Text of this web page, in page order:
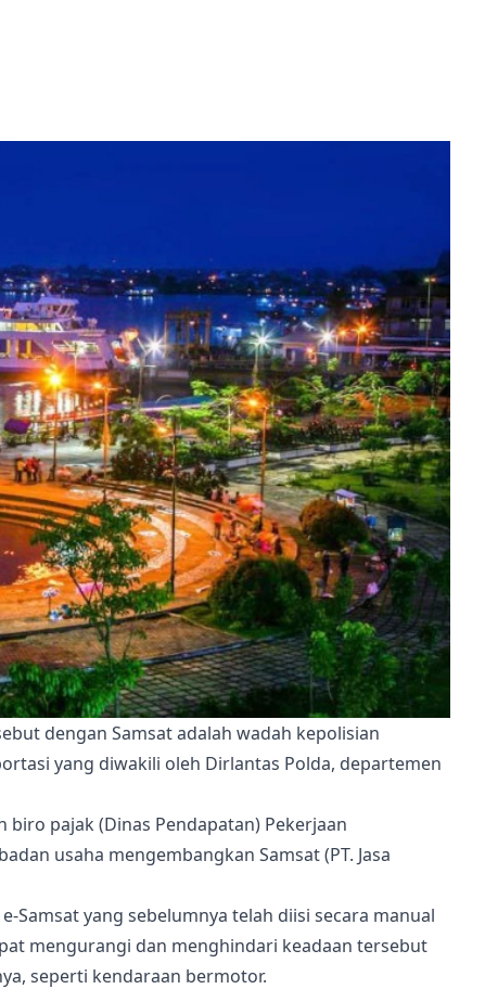
dengan Samsat adalah wadah kepolisian
yang diwakili oleh Dirlantas Polda, departemen
pajak (Dinas Pendapatan) Pekerjaan
usaha mengembangkan Samsat (PT. Jasa
Samsat yang sebelumnya telah diisi secara manual
mengurangi dan menghindari keadaan tersebut
seperti kendaraan bermotor.